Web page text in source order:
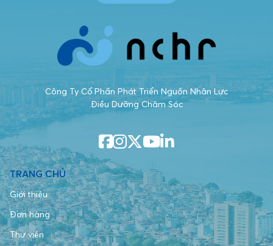
Công Ty Cổ Phần Phát Triển Nguồn Nhân Lực
Điều Dưỡng Chăm Sóc
TRANG CHỦ
Giới thiệu
Đơn hàng
Thư viện